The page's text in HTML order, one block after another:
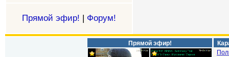
Прямой эфир! | Форум!
Прямой эфир!